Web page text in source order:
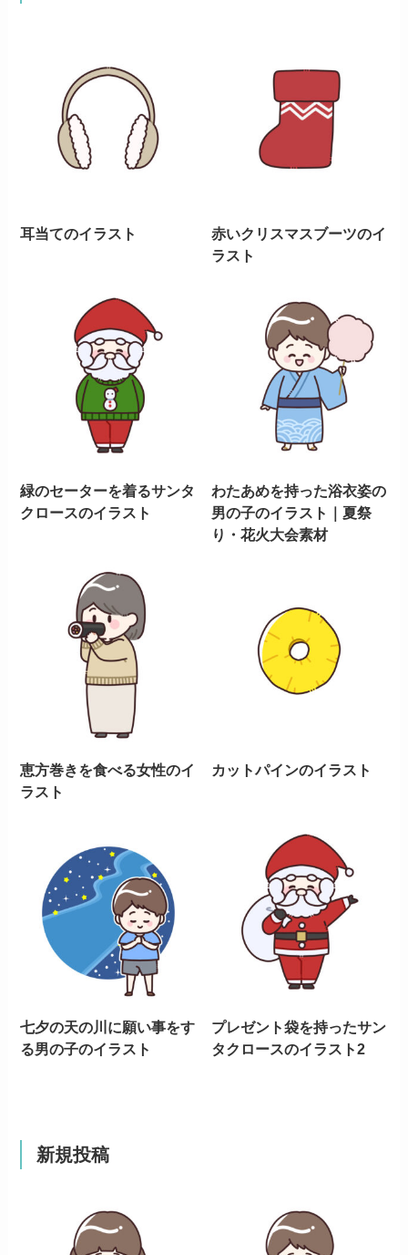
耳当てのイラスト
赤いクリスマスブーツのイ
ラスト
緑のセーターを着るサンタ
クロースのイラスト
わたあめを持った浴衣姿の
男の子のイラスト｜夏祭
り・花火大会素材
恵方巻きを食べる女性のイ
ラスト
カットパインのイラスト
七夕の天の川に願い事をす
る男の子のイラスト
プレゼント袋を持ったサン
タクロースのイラスト2
新規投稿